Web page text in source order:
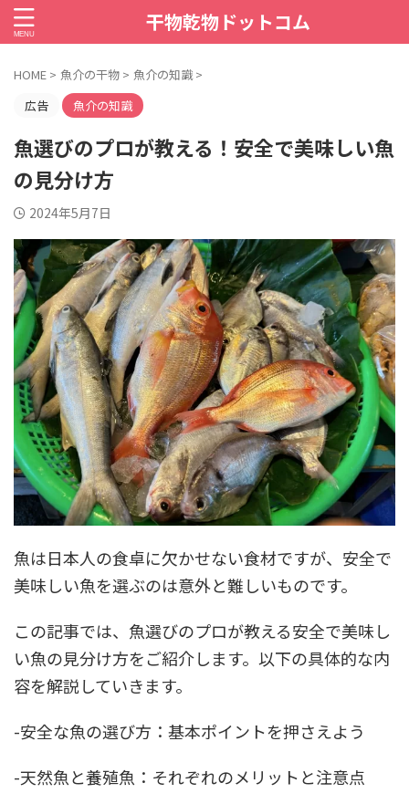
干物乾物ドットコム
HOME > 魚介の干物 > 魚介の知識 >
広告
魚介の知識
魚選びのプロが教える！安全で美味しい魚
の見分け方
2024年5月7日
魚は日本人の食卓に欠かせない食材ですが、安全で
美味しい魚を選ぶのは意外と難しいものです。
この記事では、魚選びのプロが教える安全で美味し
い魚の見分け方をご紹介します。以下の具体的な内
容を解説していきます。
-安全な魚の選び方：基本ポイントを押さえよう
-天然魚と養殖魚：それぞれのメリットと注意点